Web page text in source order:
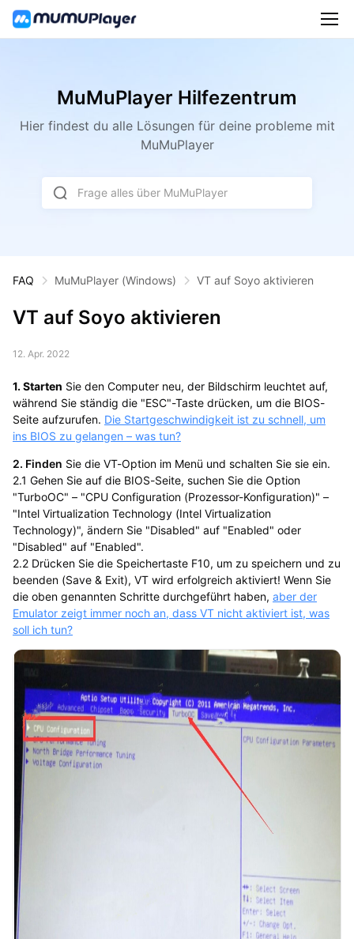
MuMuPlayer Hilfezentrum
Hier findest du alle Lösungen für deine probleme mit
MuMuPlayer
Frage alles über MuMuPlayer
FAQ MuMuPlayer (Windows) VT auf Soyo aktivieren
VT auf Soyo aktivieren
12. Apr. 2022
1. Starten Sie den Computer neu, der Bildschirm leuchtet auf,
während Sie ständig die "ESC"-Taste drücken, um die BIOS-
Seite aufzurufen. Die Startgeschwindigkeit ist zu schnell, um
ins BIOS zu gelangen – was tun?
2. Finden Sie die VT-Option im Menü und schalten Sie sie ein.
2.1 Gehen Sie auf die BIOS-Seite, suchen Sie die Option
"TurboOC" – "CPU Configuration (Prozessor-Konfiguration)" –
"Intel Virtualization Technology (Intel Virtualization
Technology)", ändern Sie "Disabled" auf "Enabled" oder
"Disabled" auf "Enabled".
2.2 Drücken Sie die Speichertaste F10, um zu speichern und zu
beenden (Save & Exit), VT wird erfolgreich aktiviert! Wenn Sie
die oben genannten Schritte durchgeführt haben, aber der
Emulator zeigt immer noch an, dass VT nicht aktiviert ist, was
soll ich tun?